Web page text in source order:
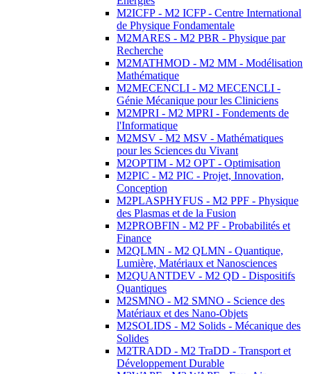
M2ICFP - M2 ICFP - Centre International
de Physique Fondamentale
M2MARES - M2 PBR - Physique par
Recherche
M2MATHMOD - M2 MM - Modélisation
Mathématique
M2MECENCLI - M2 MECENCLI -
Génie Mécanique pour les Cliniciens
M2MPRI - M2 MPRI - Fondements de
l'Informatique
M2MSV - M2 MSV - Mathématiques
pour les Sciences du Vivant
M2OPTIM - M2 OPT - Optimisation
M2PIC - M2 PIC - Projet, Innovation,
Conception
M2PLASPHYFUS - M2 PPF - Physique
des Plasmas et de la Fusion
M2PROBFIN - M2 PF - Probabilités et
Finance
M2QLMN - M2 QLMN - Quantique,
Lumière, Matériaux et Nanosciences
M2QUANTDEV - M2 QD - Dispositifs
Quantiques
M2SMNO - M2 SMNO - Science des
Matériaux et des Nano-Objets
M2SOLIDS - M2 Solids - Mécanique des
Solides
M2TRADD - M2 TraDD - Transport et
Développement Durable